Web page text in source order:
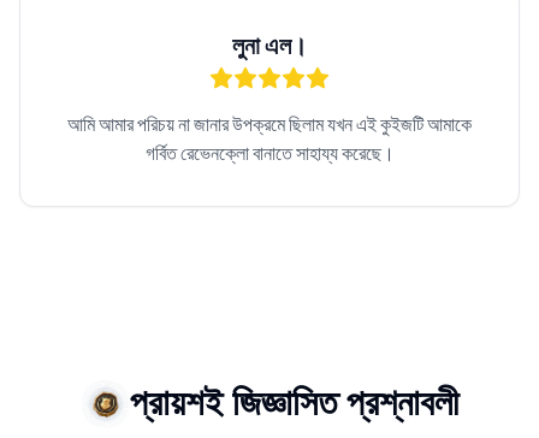
লুনা এল।
আমি আমার পরিচয় না জানার উপক্রমে ছিলাম যখন এই কুইজটি আমাকে
গর্বিত রেভেনক্লো বানাতে সাহায্য করেছে।
প্রায়শই জিজ্ঞাসিত প্রশ্নাবলী